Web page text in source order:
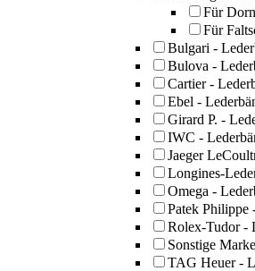
Für
Für
Bulgari -
Bulova -
Cartier -
Ebel -
Girard P. -
IWC -
Jaeger
Longines-
Omega -
Patek Philippe
Rolex-Tudor -
Sonstige
TAG Heuer -